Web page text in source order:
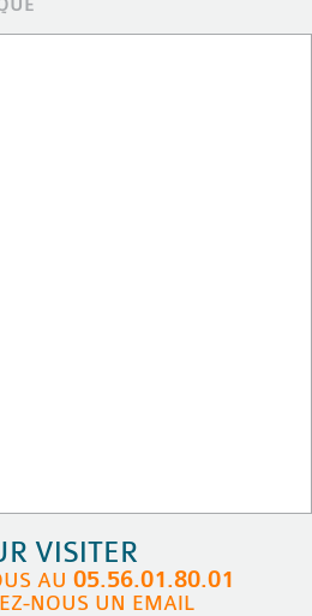
VISITER
AU 05.56.01.80.01
NOUS UN EMAIL